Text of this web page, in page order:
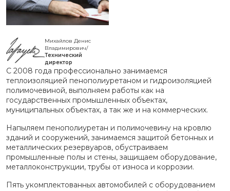
Михайлов Денис
Владимирович/
Технический
директор
С 2008 года профессионально занимаемся
теплоизоляцией пенополиуретаном и гидроизоляцией
полимочевиной, выполняем работы как на
государственных промышленных объектах,
муниципальных объектах, а так же и на коммерческих.
Напыляем пенополиуретан и полимочевину на кровлю
зданий и сооружений, занимаемся защитой бетонных и
металлических резервуаров, обустраиваем
промышленные полы и стены, защищаем оборудование,
металлоконструкции, трубы от износа и коррозии.
Пять укомплектованных автомобилей с оборудованием